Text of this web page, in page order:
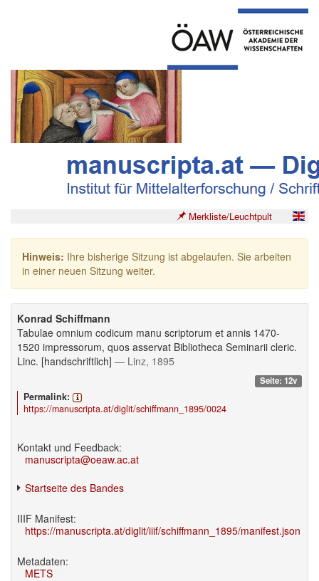
Merkliste/Leuchtpult
Hinweis: Ihre bisherige Sitzung ist abgelaufen. Sie arbeiten
in einer neuen Sitzung weiter.
Konrad Schiffmann
Tabulae omnium codicum manu scriptorum et annis 1470-
1520 impressorum, quos asservat Bibliotheca Seminarii cleric.
Linc. [handschriftlich] — Linz, 1895
Seite: 12v
Permalink:
https://manuscripta.at/diglit/schiffmann_1895/0024
Kontakt und Feedback:
manuscripta@oeaw.ac.at
Startseite des Bandes
IIIF Manifest:
https://manuscripta.at/diglit/iiif/schiffmann_1895/manifest.json
Metadaten:
METS